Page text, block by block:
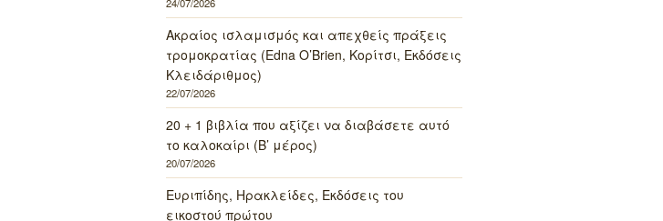
Ακραίος ισλαμισμός και απεχθείς πράξεις
τρομοκρατίας (Edna O’Brien, Κορίτσι, Εκδόσεις
Κλειδάριθμος)
22/07/2026
20 + 1 βιβλία που αξίζει να διαβάσετε αυτό
το καλοκαίρι (Β’ μέρος)
20/07/2026
Ευριπίδης, Ηρακλείδες, Εκδόσεις του
εικοστού πρώτου